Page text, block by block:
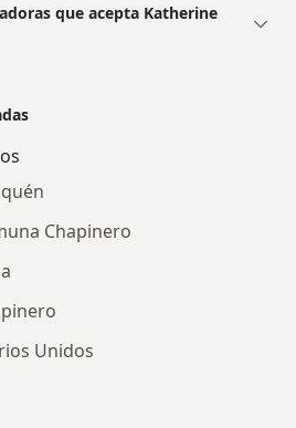
que acepta Katherine
Chapinero
Unidos